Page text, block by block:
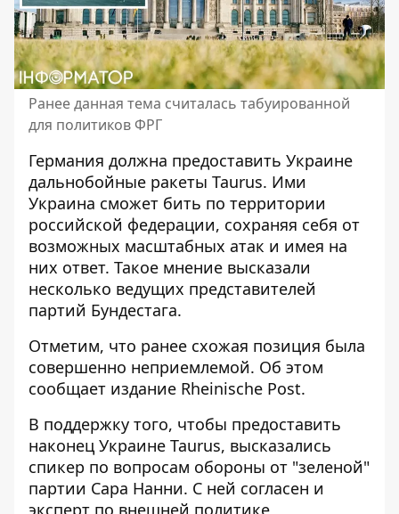
Ранее данная тема считалась табуированной
для политиков ФРГ
Германия должна предоставить Украине
дальнобойные ракеты Taurus. Ими
Украина сможет бить по территории
российской федерации, сохраняя себя от
возможных масштабных атак и имея на
них ответ. Такое мнение высказали
несколько ведущих представителей
партий Бундестага.
Отметим, что ранее схожая позиция была
совершенно неприемлемой. Об этом
сообщает издание Rheinische Post.
В поддержку того, чтобы предоставить
наконец Украине Taurus, высказались
спикер по вопросам обороны от "зеленой"
партии Сара Нанни. С ней согласен и
эксперт по внешней политике